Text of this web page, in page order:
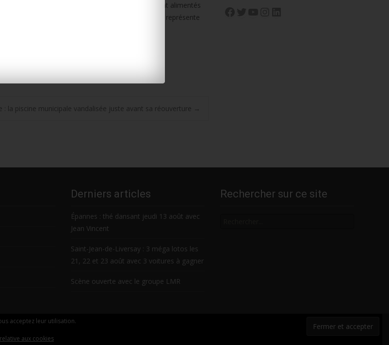
gaz. En Charente-Maritime, où 88 500 clients sont alimentés
localement par méthanisation. Aujourd’hui, il représente
atteindre 21 % d’ici fin 2028.
: la piscine municipale vandalisée juste avant sa réouverture →
Derniers articles
Épannes : thé dansant jeudi 13 août avec
Jean Vincent
Saint-Jean-de-Liversay : 3 méga lotos les
21, 22 et 23 août avec 3 voitures à gagner
Scène ouverte avec le groupe LMR
Rechercher sur ce site
acceptez leur utilisation.
aux cookies